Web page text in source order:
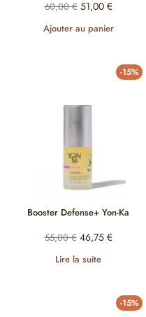
60,00€ 51,00 €
Ajouter au panier
-15%
Booster Defense+ Yon-Ka
55,00€ 46,75 €
Lire la suite
-15%